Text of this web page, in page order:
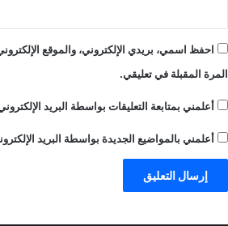
احفظ اسمي، بريدي الإلكتروني، والموقع
المرة المقبلة في تعليقي.
أعلمني بمتابعة التعليقات بواسطة البريد
أعلمني بالمواضيع الجديدة بواسطة البريد